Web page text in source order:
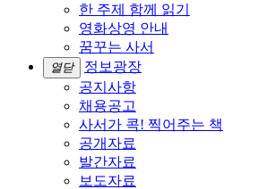
한 주제 함께 읽기
영화상영 안내
꿈꾸는 사서
열닫
정보광장
공지사항
채용공고
사서가 콕! 찍어주는 책
공개자료
발간자료
보도자료